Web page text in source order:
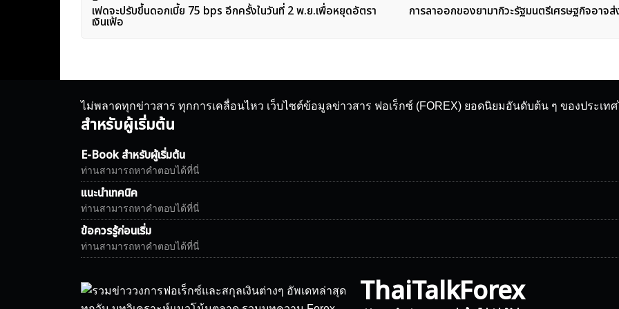
เรื่อง
เฟดจะปรับขึ้นดอกเบี้ย 75 bps อีกครั้งในวันที่ 2 พ.ย.เพื่อหยุดอัตรา
เงินเฟ้อ
การลาออกของยามากิวะรัฐมนตรีเศรษฐกิจอา
ไม่พลาดทุกข่าวสาร ทุกการเคลื่อนไหว เว็บไซต์ข้อมูลข่าวสาร ฟอเร็กซ์ (FOREX) ยอดนิยมอันดับต้น ๆ ของประเทศ
สำหรับผู้เริ่มต้น
E-Book สำหรับผู้เริ่มต้น
ท่านสามารถหาคำตอบได้ที่นี่
แนะนำเทคนิค
ท่านสามารถหาคำตอบได้ที่นี่
ข้อควรรู้ก่อนเริ่ม
ท่านสามารถหาคำตอบได้ที่นี่
ThaiTalkForex